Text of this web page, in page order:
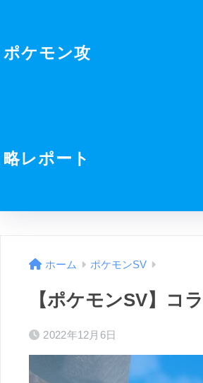
ポケモン攻
略レポート
ホーム ポケモンSV
【ポケモンSV】コ
2022年12月6日